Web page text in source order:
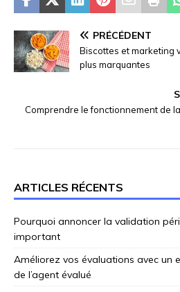
PRÉCÉDENT
Biscottes et marketing
plus marquantes
Comprendre le fonctionnement de
ARTICLES RÉCENTS
Pourquoi annoncer la validation
important
Améliorez vos évaluations avec un
de l’agent évalué